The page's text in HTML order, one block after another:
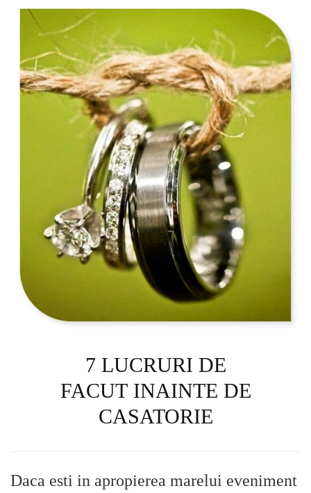
7 LUCRURI DE
FACUT INAINTE DE
CASATORIE
Daca esti in apropierea marelui eveniment